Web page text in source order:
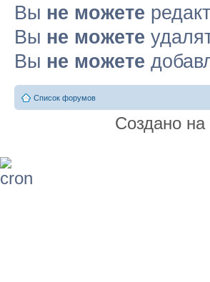
Вы не можете
Вы не можете
Вы не можете
Список форумов
Создано на